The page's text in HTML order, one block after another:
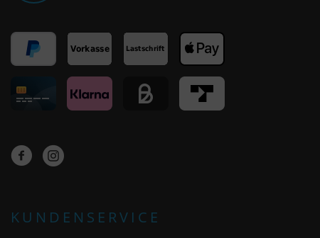
KUNDENSERVICE